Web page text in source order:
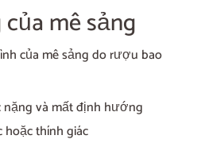
mê sảng
của mê sảng do rượu bao
và mất định hướng
hoặc thính giác